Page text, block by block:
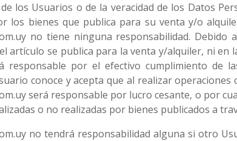
los Usuarios o de la veracidad de los Datos
los bienes que publica para su venta y/o
no tiene ninguna responsabilidad.
artículo se publica para la venta y/alquiler, ni
responsable por el efectivo cumplimiento de
conoce y acepta que al realizar
será responsable por lucro cesante, o por
o no realizadas por bienes publicados a
no tendrá responsabilidad alguna si otro